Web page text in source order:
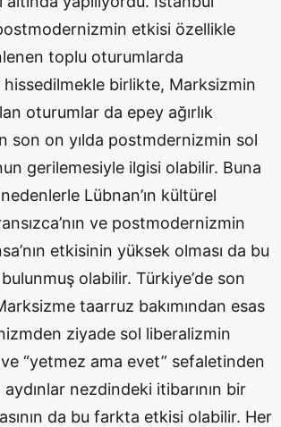
etkisi özellikle
toplu oturumlarda
hissedilmekle birlikte, Marksizmin
oturumlar da epey ağırlık
son on yılda postmdernizmin sol
gerilemesiyle ilgisi olabilir. Buna
Lübnan’ın kültürel
ızca’nın ve postmodernizmin
’nın etkisinin yüksek olması da bu
olabilir. Türkiye’de son
taarruz bakımından esas
ziyade sol liberalizmin
ve “yetmez ama evet” sefaletinden
nezdindeki itibarının bir
ının da bu farkta etkisi olabilir. Her